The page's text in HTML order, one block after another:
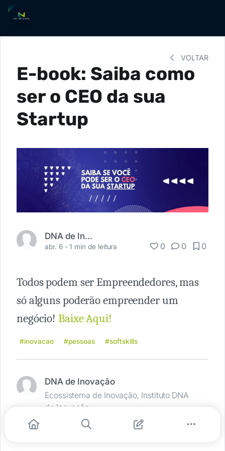
VOLTAR
E-book: Saiba como
ser o CEO da sua
Startup
DNA de Inovação
abr. 6 -1 min de leitura 0 0 0
Todos podem ser Empreendedores, mas
só alguns poderão empreender um
negócio! Baixe Aqui!
#inovacao #pessoas #softskills
DNA de Inovação
Ecossistema de Inovação, Instituto DNA
de Inovação